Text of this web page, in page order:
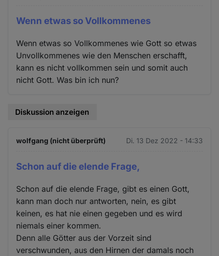
Wenn etwas so Vollkommenes
Wenn etwas so Vollkommenes wie Gott so etwas
Unvollkommenes wie den Menschen erschafft,
kann es nicht vollkommen sein und somit auch
nicht Gott. Was bin ich nun?
Diskussion anzeigen
wolfgang (nicht überprüft) Di. 13 Dez 2022 - 14:33
Schon auf die elende Frage,
Schon auf die elende Frage, gibt es einen Gott,
kann man doch nur antworten, nein, es gibt
keinen, es hat nie einen gegeben und es wird
niemals einer kommen.
Denn alle Götter aus der Vorzeit sind
verschwunden, aus den Hirnen der damals noch